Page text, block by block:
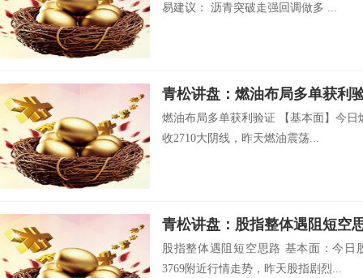
易建议： 沥青突破走强回调做多 ...
青松讲盘：燃油布局多单获利
燃油布局多单获利验证 【基本面】今日
收2710大阴线，昨天燃油震荡...
青松讲盘：股指整体遇阻短空
股指整体遇阻短空思路 基本面：今日
3769附近行情走势，昨天股指剧烈...